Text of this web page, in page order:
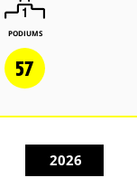
PODIUMS
57
2026